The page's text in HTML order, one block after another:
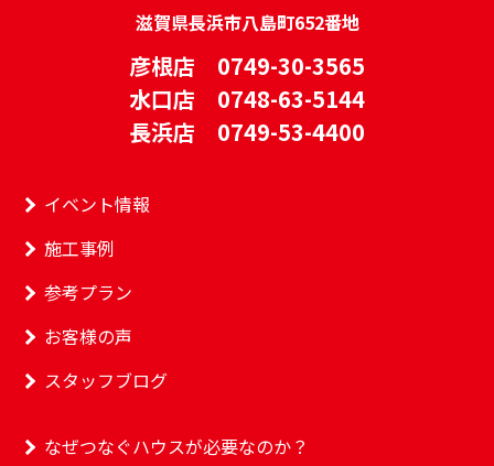
滋賀県長浜市八島町652番地
彦根店 0749-30-3565
水口店 0748-63-5144
長浜店 0749-53-4400
イベント情報
施工事例
参考プラン
お客様の声
スタッフブログ
なぜつなぐハウスが必要なのか？